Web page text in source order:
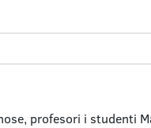
profesori i studenti